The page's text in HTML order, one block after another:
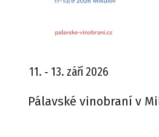
11. ‑ 13. září 2026
Pálavské vinobraní v